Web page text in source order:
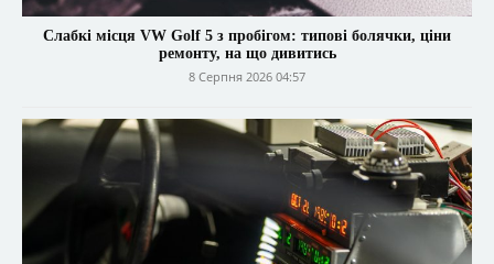
Слабкі місця VW Golf 5 з пробігом: типові болячки, ціни
ремонту, на що дивитись
8 Серпня 2026 04:57